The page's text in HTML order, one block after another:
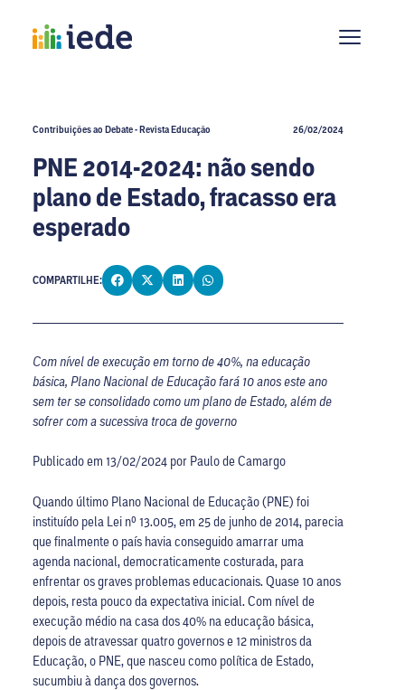
Contribuições ao Debate - Revista Educação 26/02/2024
PNE 2014-2024: não sendo
plano de Estado, fracasso era
esperado
COMPARTILHE:
Com nível de execução em torno de 40%, na educação
básica, Plano Nacional de Educação fará 10 anos este ano
sem ter se consolidado como um plano de Estado, além de
sofrer com a sucessiva troca de governo
Publicado em 13/02/2024 por Paulo de Camargo
Quando último Plano Nacional de Educação (PNE) foi
instituído pela Lei nº 13.005, em 25 de junho de 2014, parecia
que finalmente o país havia conseguido amarrar uma
agenda nacional, democraticamente costurada, para
enfrentar os graves problemas educacionais. Quase 10 anos
depois, resta pouco da expectativa inicial. Com nível de
execução médio na casa dos 40% na educação básica,
depois de atravessar quatro governos e 12 ministros da
Educação, o PNE, que nasceu como política de Estado,
sucumbiu à dança dos governos.